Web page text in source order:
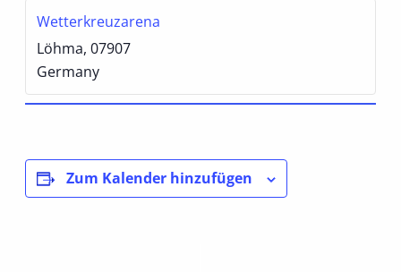
Wetterkreuzarena
Löhma, 07907
Germany
Zum Kalender hinzufügen